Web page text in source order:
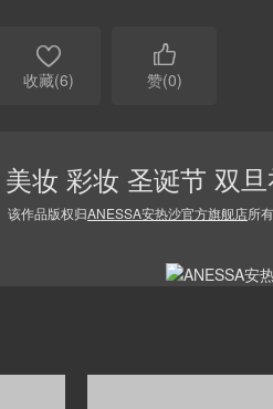

收藏(6)

赞(0)
妆 彩妆 圣诞节 双
作品版权归ANESSA安热沙官方旗舰店所